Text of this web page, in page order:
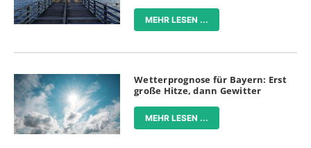
MEHR LESEN ...
Wetterprognose für Bayern: Erst
große Hitze, dann Gewitter
MEHR LESEN ...